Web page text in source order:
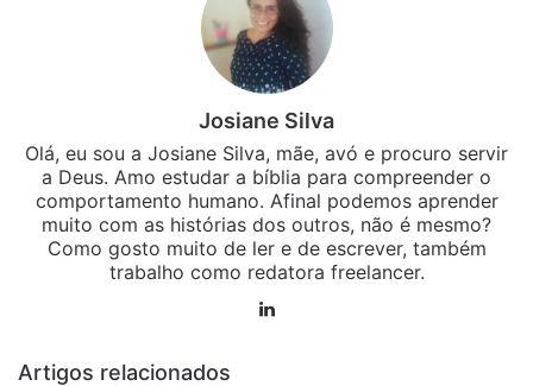
Josiane Silva
Olá, eu sou a Josiane Silva, mãe, avó e procuro servir
a Deus. Amo estudar a bíblia para compreender o
comportamento humano. Afinal podemos aprender
muito com as histórias dos outros, não é mesmo?
Como gosto muito de ler e de escrever, também
trabalho como redatora freelancer.
Artigos relacionados